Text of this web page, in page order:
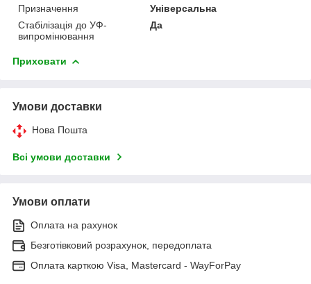
Призначення
Універсальна
Стабілізація до УФ-
випромінювання
Да
Приховати
Умови доставки
Нова Пошта
Всі умови доставки
Умови оплати
Оплата на рахунок
Безготівковий розрахунок, передоплата
Оплата карткою Visa, Mastercard - WayForPay